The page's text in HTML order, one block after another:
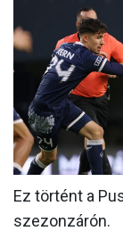
Ez történt a
szezonzárón.